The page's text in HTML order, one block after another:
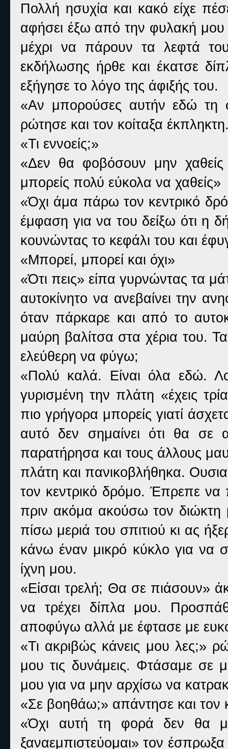
Πολλή ησυχία και κακό είχε
αφήσει έξω από την φυλακή
μέχρι να πάρουν τα λεφτά
εκδήλωσης ήρθε και έκατσε
εξήγησε το λόγο της άφιξής του.
«Αν μπορούσες αυτήν εδώ τη
ρώτησε και τον κοίταξα
«Τι εννοείς;»
«Δεν θα φοβόσουν μην χαθείς
μπορείς πολύ εύκολα να χαθείς»
«Όχι άμα πάρω τον κεντρικό
έμφαση για να του δείξω ότι η
κουνώντας το κεφάλι του και
«Μπορεί, μπορεί και όχι»
«Ότι πεις» είπα γυρνώντας τα
αυτοκίνητο να ανεβαίνει την
όταν πάρκαρε και από το
μαύρη βαλίτσα στα χέρια του.
ελεύθερη να φύγω;
«Πολύ καλά. Είναι όλα εδώ.
γυρισμένη την πλάτη «έχεις
πιο γρήγορα μπορείς γιατί
αυτό δεν σημαίνει ότι θα σε
παρατήρησα και τους άλλους
πλάτη και πανικοβλήθηκα.
τον κεντρικό δρόμο. Έπρεπε
πριν ακόμα ακούσω τον
πίσω μεριά του σπιτιού κι ας
κάνω έναν μικρό κύκλο για να
ίχνη μου.
«Είσαι τρελή; Θα σε πιάσουν»
να τρέχει δίπλα μου.
αποφύγω αλλά με έφτασε με
«Τι ακριβώς κάνεις μου λες;»
μου τις δυνάμεις. Φτάσαμε σε
μου για να μην αρχίσω να
«Σε βοηθάω;» απάντησε και τον
«Όχι αυτή τη φορά δεν θα
ξαναεμπιστεύομαι» τον